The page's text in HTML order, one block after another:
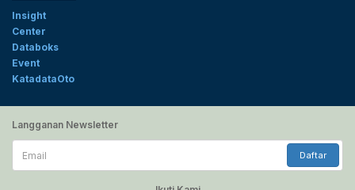
Insight
Center
Databoks
Event
KatadataOto
Langganan Newsletter
Email
Daftar